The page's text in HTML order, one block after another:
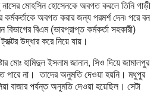
নাসের মোহসিন হোসেনকে অবগত করলে তিনি গাড়ী
কর্মকর্তাকে অবগত করার জন্য পরমর্শ দেন৷ পরে বন
বিভাগের বিএম (ভারপ্রাপ্ত কর্মকর্তা সহকারী)
উদ্ধার করে নিয়ে যায়।
মোঃ হামিদুল ইসলাম জানান, সিও দিয়ে জামালপুর
পারে না। তাদের অনুমতি দেওয়া হয়নি। মধুপুর
বাজার পর্যন্ত অনুমতি দেওয়া হয়েছিল। সেটা